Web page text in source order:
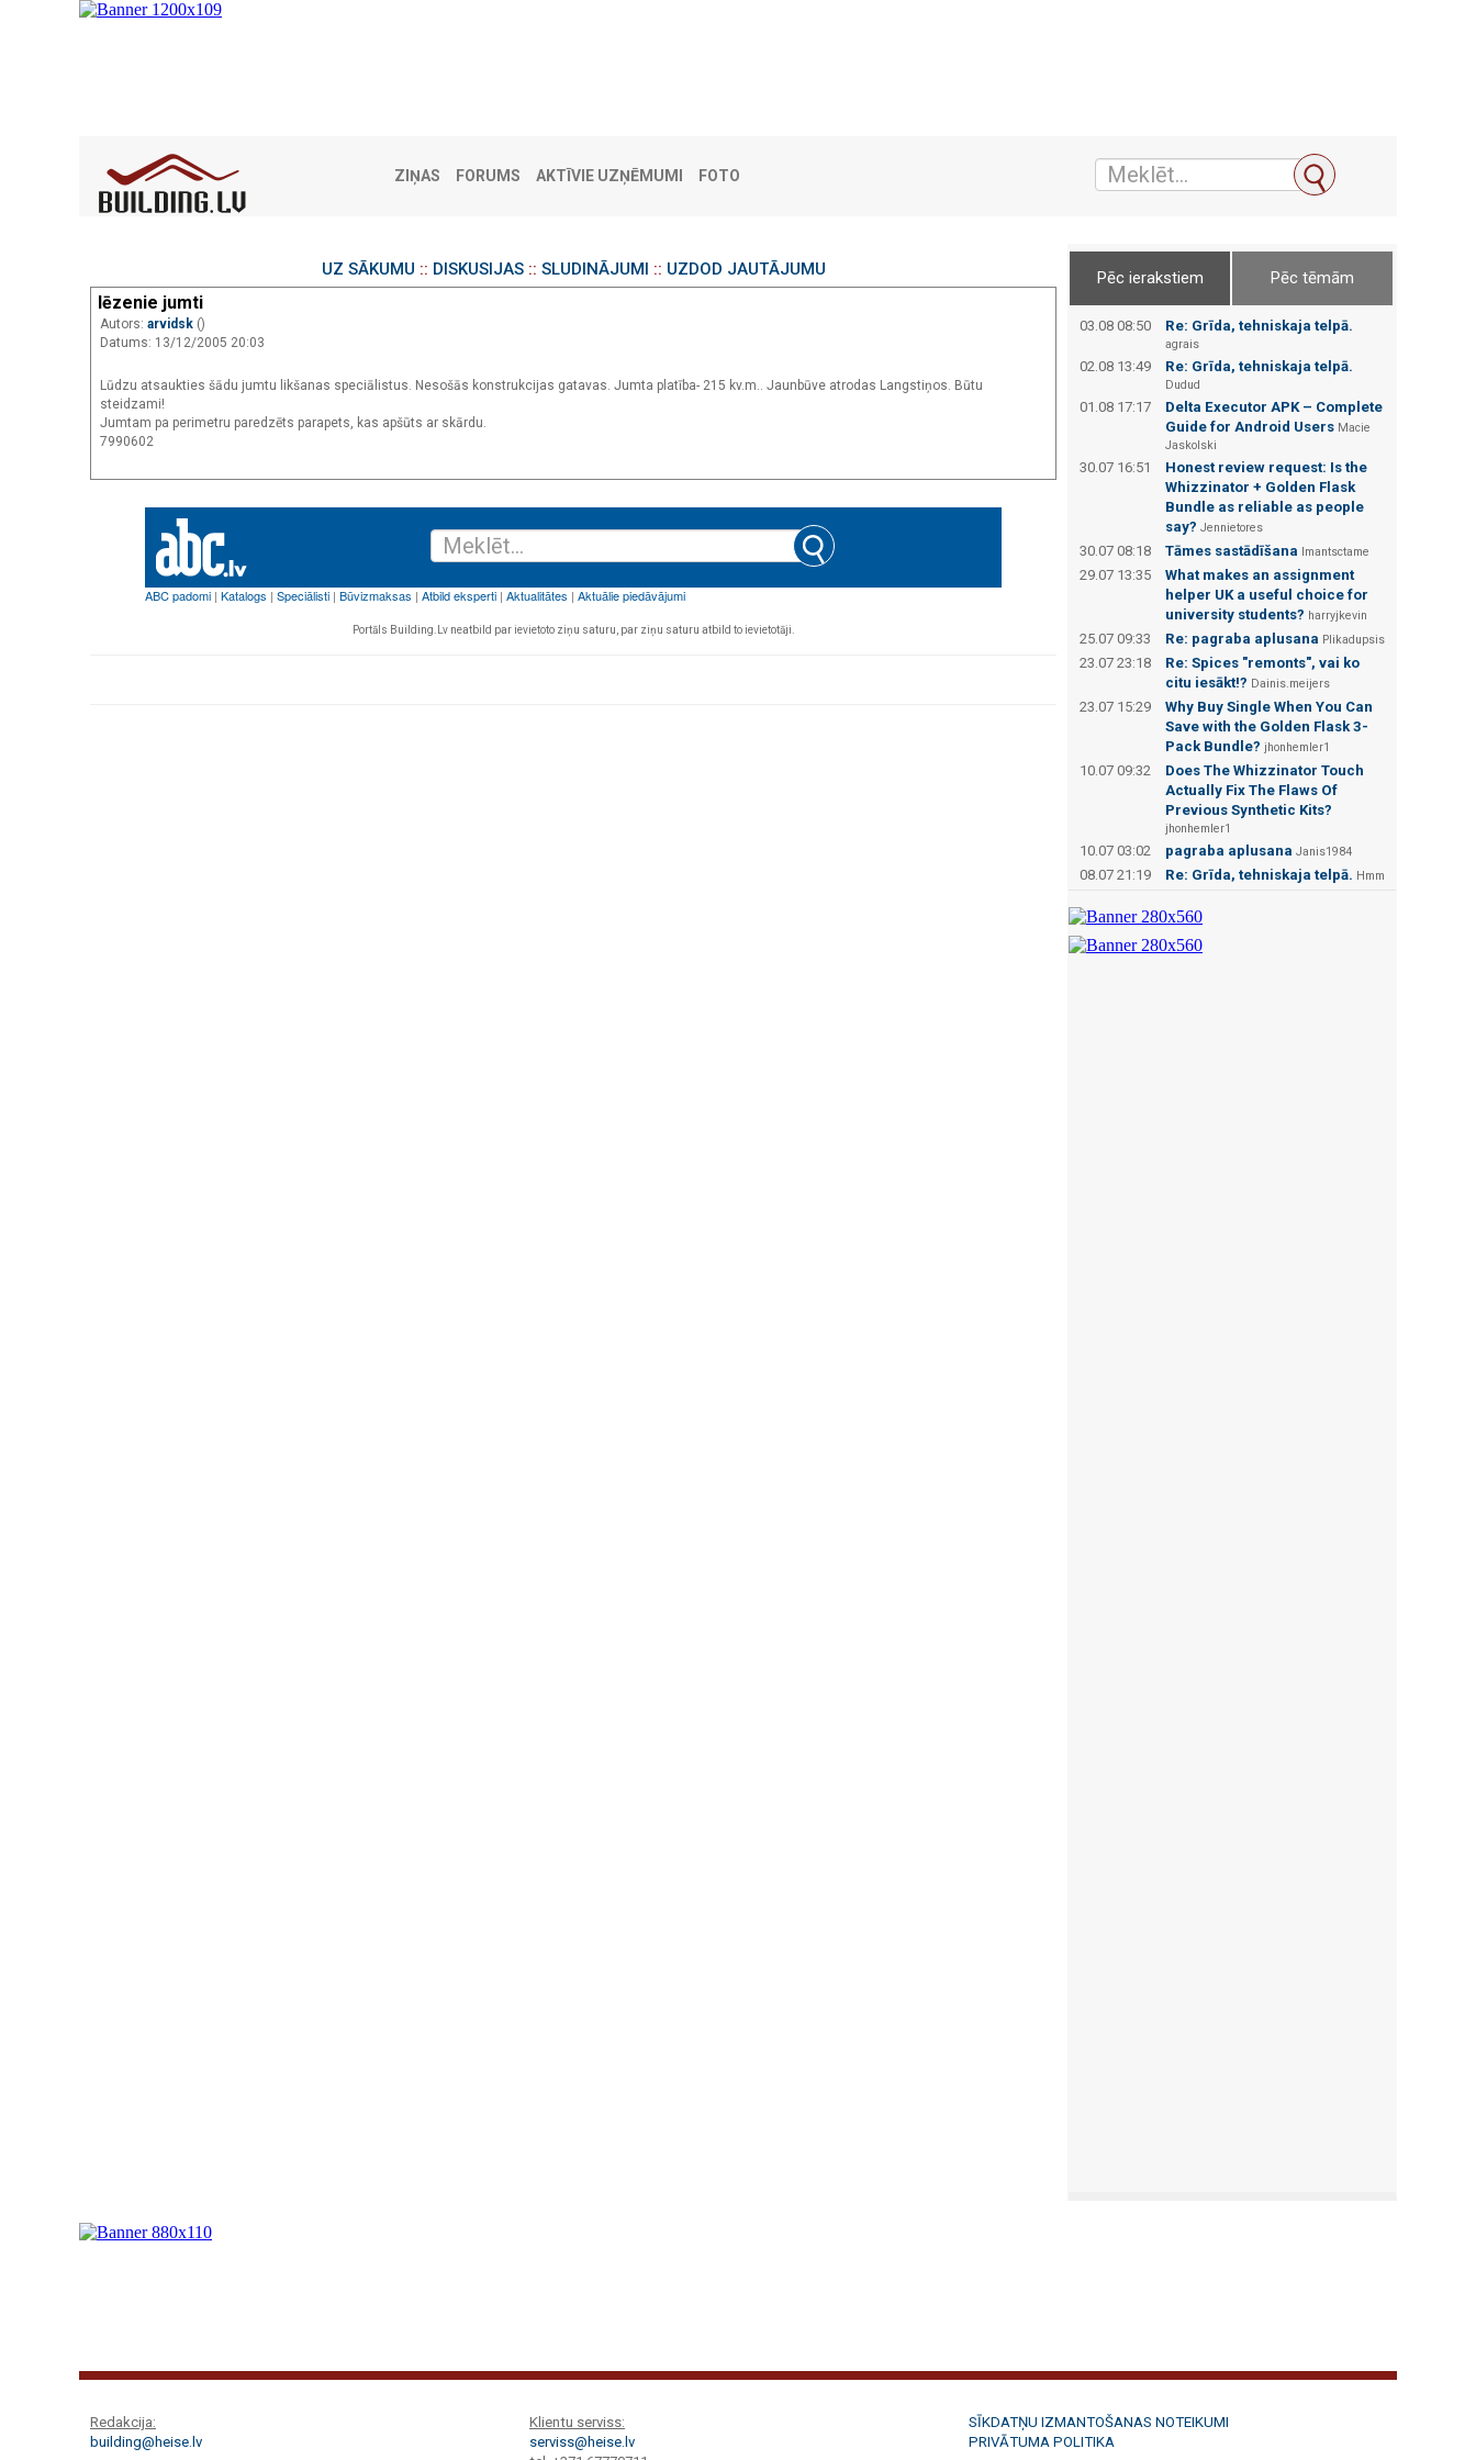
ZIŅAS FORUMS AKTĪVIE UZŅĒMUMI FOTO
UZ SĀKUMU :: DISKUSIJAS:: SLUDINĀJUMI :: UZDOD JAUTĀJUMU
lēzenie jumti
Autors: arvidsk ()
Datums: 13/12/2005 20:03
Lūdzu atsaukties šādu jumtu likšanas speciālistus. Nesošās konstrukcijas gatavas. Jumta platība- 215 kv.m.. Jaunbūve atrodas Langstiņos. Būtu
steidzami!
Jumtam pa perimetru paredzēts parapets, kas apšūts ar skārdu.
7990602
Portāls Building.Lv neatbild par ievietoto ziņu saturu, par ziņu saturu atbild to ievietotāji.
Pēc ierakstiem Pēc tēmām
03.08 08:50 Re: Grīda, tehniskaja telpā.
agrais
02.08 13:49 Re: Grīda, tehniskaja telpā.
Dudud
01.08 17:17
Delta Executor APK – Complete
Guide for Android Users Macie
Jaskolski
30.07 16:51
Honest review request: Is the
Whizzinator + Golden Flask
Bundle as reliable as people
say? Jennietores
30.07 08:18 Tāmes sastādīšana Imantsctame
29.07 13:35
What makes an assignment
helper UK a useful choice for
university students? harryjkevin
25.07 09:33 Re: pagraba aplusana Plikadupsis
23.07 23:18
Re: Spices "remonts", vai ko
citu iesākt!? Dainis.meijers
23.07 15:29
Why Buy Single When You Can
Save with the Golden Flask 3-
Pack Bundle? jhonhemler1
10.07 09:32
Does The Whizzinator Touch
Actually Fix The Flaws Of
Previous Synthetic Kits?
jhonhemler1
10.07 03:02 pagraba aplusana Janis1984
08.07 21:19 Re: Grīda, tehniskaja telpā. Hmm
Redakcija:
building@heise.lv
Klientu serviss:
serviss@heise.lv
SĪKDATŅU IZMANTOŠANAS NOTEIKUMI
PRIVĀTUMA POLITIKA